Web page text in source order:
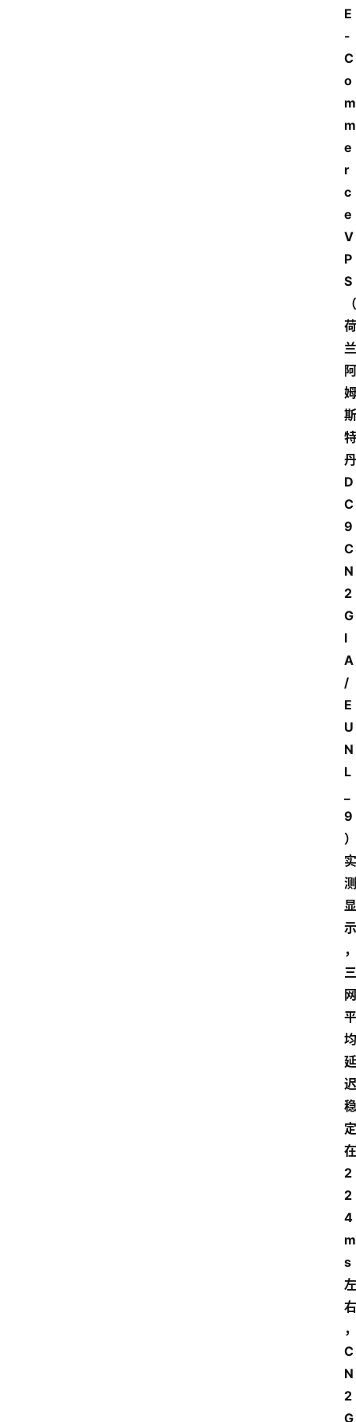
E
-
C
o
m
m
e
r
c
e
V
P
S
（
荷
兰
阿
姆
斯
特
丹
D
C
9
C
N
2
G
I
A
/
E
U
N
L
9
）
实
测
显
示
，
三
网
平
均
延
迟
稳
定
在
2
2
4
m
s
左
右
，
C
N
2
G